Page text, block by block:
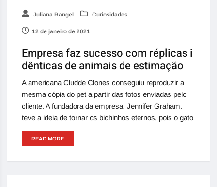
Juliana Rangel Curiosidades
12 de janeiro de 2021
Empresa faz sucesso com réplicas i
dênticas de animais de estimação
A americana Cludde Clones conseguiu reproduzir a
mesma cópia do pet a partir das fotos enviadas pelo
cliente. A fundadora da empresa, Jennifer Graham,
teve a ideia de tornar os bichinhos eternos, pois o gato
READ MORE